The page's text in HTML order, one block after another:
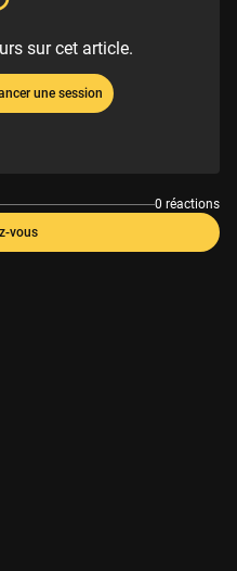
sur cet article.
une session
0 réactions
vous